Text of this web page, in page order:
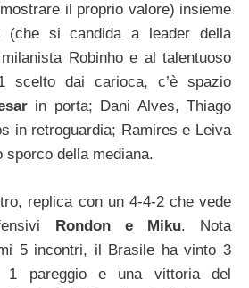
il proprio valore) insieme
(che si candida a leader della
Robinho e al talentuoso
scelto dai carioca, c’è spazio
in porta; Dani Alves, Thiago
in retroguardia; Ramires e Leiva
della mediana.
replica con un 4-4-2 che vede
Rondon e Miku. Nota
5 incontri, il Brasile ha vinto 3
pareggio e una vittoria del